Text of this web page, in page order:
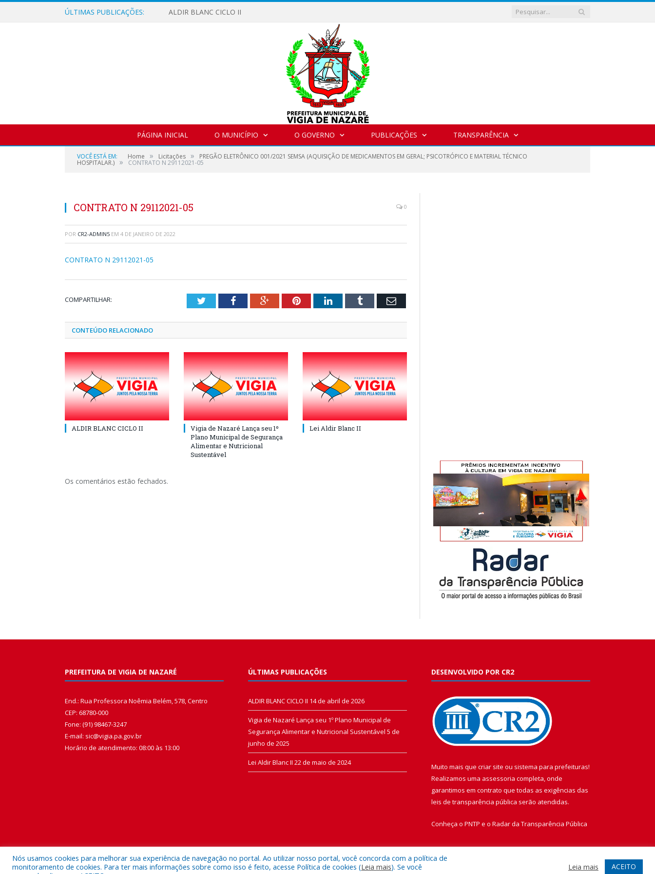
ÚLTIMAS PUBLICAÇÕES: ALDIR BLANC CICLO II
PÁGINA INICIAL O MUNICÍPIO O GOVERNO PUBLICAÇÕES TRANSPARÊNCIA
VOCÊ ESTÁ EM: Home » Licitações » PREGÃO ELETRÔNICO 001/2021 SEMSA (AQUISIÇÃO DE MEDICAMENTOS EM GERAL; PSICOTRÓPICO E MATERIAL TÉCNICO
HOSPITALAR.) » CONTRATO N 29112021-05
CONTRATO N 29112021-05 0
POR CR2-ADMIN5 EM 4 DE JANEIRO DE 2022
CONTRATO N 29112021-05
COMPARTILHAR: TwitterFacebookGoogle+PinterestLinkedInTumblr Email
CONTEÚDO RELACIONADO
ALDIR BLANC CICLO II
Vigia de Nazaré Lança seu 1º
Plano Municipal de Segurança
Alimentar e Nutricional
Sustentável
Lei Aldir Blanc II
Os comentários estão fechados.
PREFEITURA DE VIGIA DE NAZARÉ
End.: Rua Professora Noêmia Belém, 578, Centro
CEP: 68780-000
Fone: (91) 98467-3247
E-mail: sic@vigia.pa.gov.br
Horário de atendimento: 08:00 às 13:00
ÚLTIMAS PUBLICAÇÕES
ALDIR BLANC CICLO II 14 de abril de 2026
Vigia de Nazaré Lança seu 1º Plano Municipal de
Segurança Alimentar e Nutricional Sustentável 5 de
junho de 2025
Lei Aldir Blanc II 22 de maio de 2024
DESENVOLVIDO POR CR2
Muito mais que criar site ou sistema para prefeituras!
Realizamos uma assessoria completa, onde
garantimos em contrato que todas as exigências das
leis de transparência pública serão atendidas.
Conheça o PNTP e o Radar da Transparência Pública
Nós usamos cookies para melhorar sua experiência de navegação no portal. Ao utilizar nosso portal, você concorda com a política de
monitoramento de cookies. Para ter mais informações sobre como isso é feito, acesse Política de cookies (Leia mais). Se você
Leia mais ACEITO